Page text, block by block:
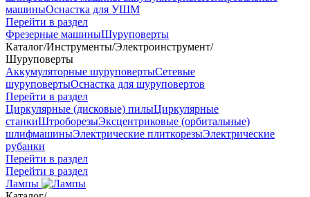
машиныОснастка для УШМ
Перейти в раздел
Фрезерные машиныШуруповерты
Каталог/Инструменты/Электроинструмент/
Шуруповерты
Аккумуляторные шуруповертыСетевые
шуруповертыОснастка для шуруповертов
Перейти в раздел
Циркулярные (дисковые) пилыЦиркулярные
станкиШтроборезыЭксцентриковые (орбитальные)
шлифмашиныЭлектрические плиткорезыЭлектрические
рубанки
Перейти в раздел
Перейти в раздел
Лампы